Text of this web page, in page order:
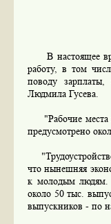
В настоящее
работу, в том
поводу
Людмила Гусева.
"Рабочие места в
предусмотрено
что нынешняя
к молодым людям.
около 50 тыс.
выпускников - по